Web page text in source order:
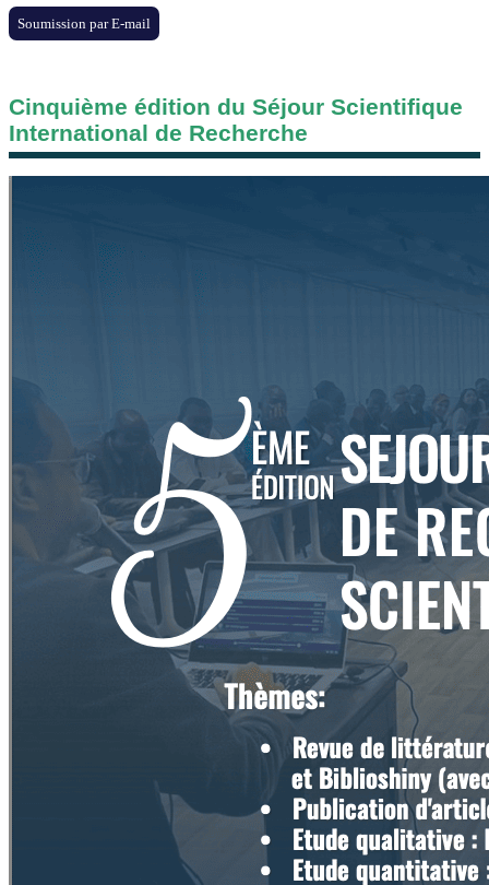
Soumission par E-mail
Cinquième édition du Séjour Scientifique
International de Recherche